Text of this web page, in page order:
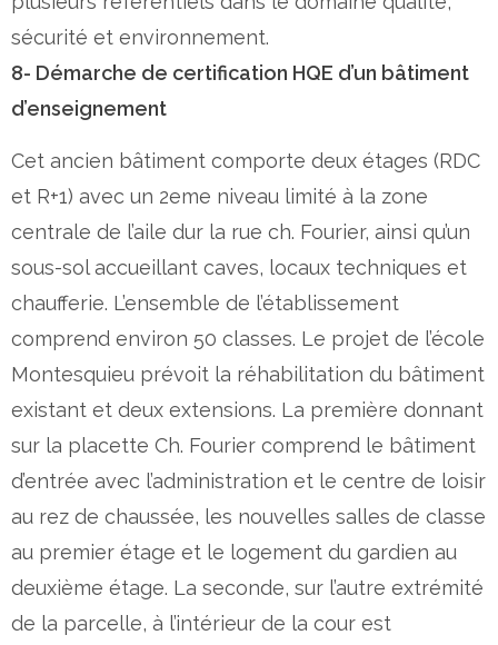
sécurité et environnement.
8- Démarche de certification HQE d’un bâtiment
d’enseignement
Cet ancien bâtiment comporte deux étages (RDC
et R+1) avec un 2eme niveau limité à la zone
centrale de l’aile dur la rue ch. Fourier, ainsi qu’un
sous-sol accueillant caves, locaux techniques et
chaufferie. L’ensemble de l’établissement
comprend environ 50 classes. Le projet de l’école
Montesquieu prévoit la réhabilitation du bâtiment
existant et deux extensions. La première donnant
sur la placette Ch. Fourier comprend le bâtiment
d’entrée avec l’administration et le centre de loisir
au rez de chaussée, les nouvelles salles de classe
au premier étage et le logement du gardien au
deuxième étage. La seconde, sur l’autre extrémité
de la parcelle, à l’intérieur de la cour est